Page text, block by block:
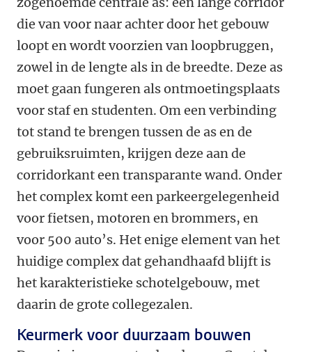
die van voor naar achter door het gebouw
loopt en wordt voorzien van loopbruggen,
zowel in de lengte als in de breedte. Deze as
moet gaan fungeren als ontmoetingsplaats
voor staf en studenten. Om een verbinding
tot stand te brengen tussen de as en de
gebruiksruimten, krijgen deze aan de
corridorkant een transparante wand. Onder
het complex komt een parkeergelegenheid
voor fietsen, motoren en brommers, en
voor 500 auto’s. Het enige element van het
huidige complex dat gehandhaafd blijft is
het karakteristieke schotelgebouw, met
daarin de grote collegezalen.
Keurmerk voor duurzaam bouwen